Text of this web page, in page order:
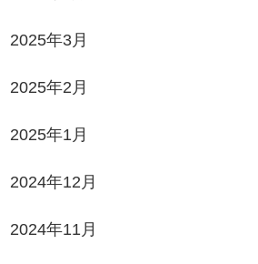
2025年3月
2025年2月
2025年1月
2024年12月
2024年11月